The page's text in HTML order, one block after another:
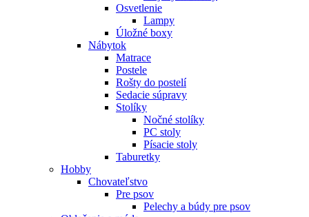
Osvetlenie
Lampy
Úložné boxy
Nábytok
Matrace
Postele
Rošty do postelí
Sedacie súpravy
Stolíky
Nočné stolíky
PC stoly
Písacie stoly
Taburetky
Hobby
Chovateľstvo
Pre psov
Pelechy a búdy pre psov